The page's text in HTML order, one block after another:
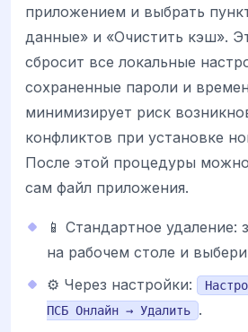
приложением и выбрать
данные» и «Очистить кэш».
сбросит все локальные
сохраненные пароли и
минимизирует риск
конфликтов при установке
После этой процедуры
сам файл приложения.
📱 Стандартное удаление:
на рабочем столе и
⚙️ Через настройки:
ПСБ Онлайн → Удалить
.